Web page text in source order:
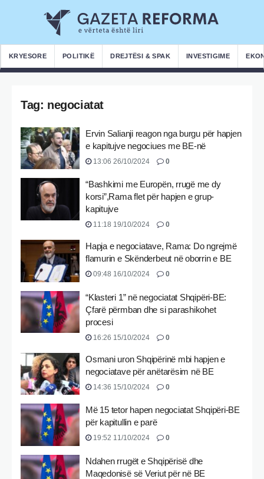
KRYESORE POLITIKË DREJTËSI & SPAK INVESTIGIME
Tag: negociatat
Ervin Salianji reagon nga burgu për hapjen
e kapitujve negociues me BE-në
13:06 26/10/2024 0
“Bashkimi me Europën, rrugë me dy
korsi”,Rama flet për hapjen e grup-
kapitujve
11:18 19/10/2024 0
Hapja e negociatave, Rama: Do ngrejmë
flamurin e Skënderbeut në oborrin e BE
09:48 16/10/2024 0
“Klasteri 1” në negociatat Shqipëri-BE:
Çfarë përmban dhe si parashikohet
procesi
16:26 15/10/2024 0
Osmani uron Shqipërinë mbi hapjen e
negociatave për anëtarësim në BE
14:36 15/10/2024 0
Më 15 tetor hapen negociatat Shqipëri-BE
për kapitullin e parë
19:52 11/10/2024 0
Ndahen rrugët e Shqipërisë dhe
Maqedonisë së Veriut për në BE